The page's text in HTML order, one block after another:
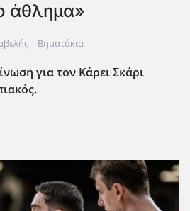
άθλημα»
| Βηματάκια
για τον Κάρει Σκάρι